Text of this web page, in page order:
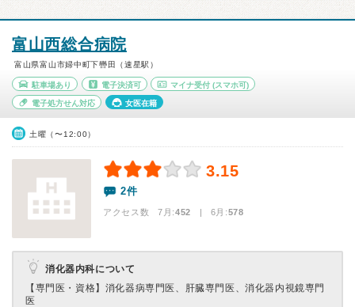
富山西総合病院
富山県富山市婦中町下轡田（速星駅）
駐車場あり 電子決済可 マイナ受付 (スマホ可)
電子処方せん対応 女医在籍
土曜（〜12:00）
3.15
2件
アクセス数 7月:452 | 6月:578
消化器内科について
【専門医・資格】 消化器病専門医、肝臓専門医、消化器内視鏡専門
医